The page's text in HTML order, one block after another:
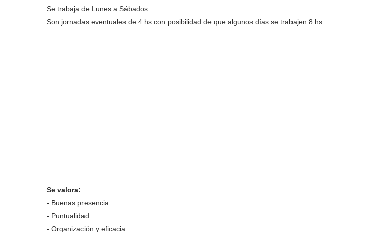
Se trabaja de Lunes a Sábados
Son jornadas eventuales de 4 hs con posibilidad de que algunos días se trabajen 8 hs
Se valora:
- Buenas presencia
- Puntualidad
- Organización y eficacia